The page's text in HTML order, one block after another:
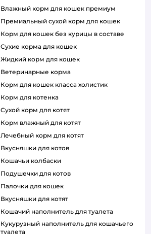
влажный корм для кошек премиум
премиальный сухой корм для кошек
корм для кошек без курицы в составе
сухие корма для кошек
жидкий корм для кошек
ветеринарные корма
корм для кошек класса холистик
корм для котенка
сухой корм для котят
корм влажный для котят
лечебный корм для котят
вкусняшки для котов
кошачьи колбаски
подушечки для котов
палочки для кошек
вкусняшки для котят
кошачий наполнитель для туалета
кукурузный наполнитель для кошачьего
туалета